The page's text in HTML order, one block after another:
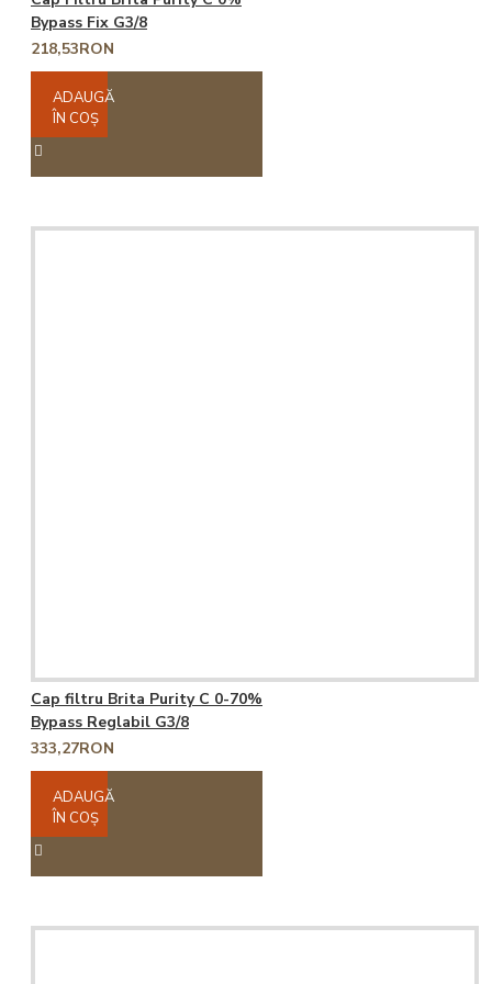
Bypass Fix G3/8
218,53RON
ADAUGĂ
ÎN COŞ
Cap filtru Brita Purity C 0-70%
Bypass Reglabil G3/8
333,27RON
ADAUGĂ
ÎN COŞ